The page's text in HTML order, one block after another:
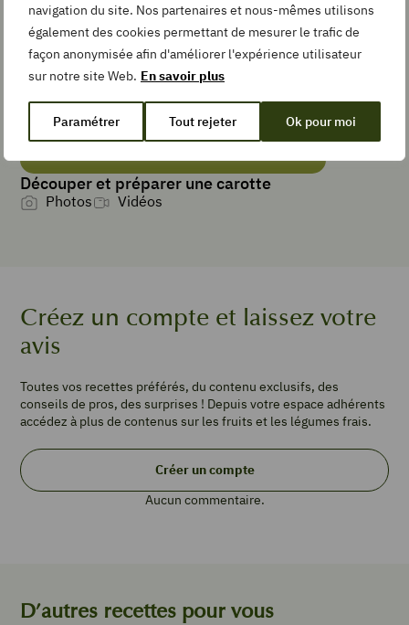
navigation du site. Nos partenaires et nous-mêmes utilisons
également des cookies permettant de mesurer le trafic de
façon anonymisée afin d'améliorer l'expérience utilisateur
sur notre site Web. En savoir plus
Paramétrer Tout rejeter Ok pour moi
to
Collection
TEMPS DE
PRÉPARATION
5minutes
min
TEMPS DE
CUISSON
Purée
4 portions
300
Découper et préparer une carotte
Photos Vidéos
Créez un compte et laissez votre
avis
Toutes vos recettes préférés, du contenu exclusifs, des
conseils de pros, des surprises ! Depuis votre espace adhérents
accédez à plus de contenus sur les fruits et les légumes frais.
Créer un compte
Aucun commentaire.
D’autres recettes pour vous